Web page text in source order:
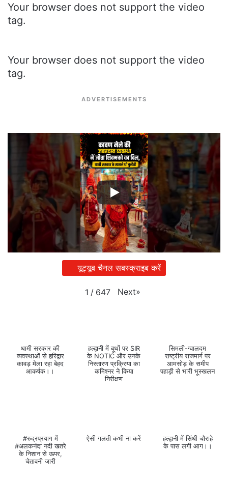
Your browser does not support the video
tag.
Your browser does not support the video
tag.
ADVERTISEMENTS
यूट्यूब चैनल सबस्क्राइब करें
1 / 647 Next»
धामी सरकार की
व्यवस्थाओं से हरिद्वार
कावड़ मेला रहा बेहद
आकर्षक।।
हल्द्वानी में बूथों पर SIR
के NOTIC और उनके
निस्तारण प्रक्रिया का
कमिश्नर ने किया
निरीक्षण
सिमली-ग्वालदम
राष्ट्रीय राजमार्ग पर
आमसोड़ के समीप
पहाड़ी से भारी भूस्खलन
#रुद्रप्रयाग में
#अलकनंदा नदी खतरे
के निशान से ऊपर,
चेतावनी जारी
ऐसी गलती कभी ना करें
हल्द्वानी में सिंधी चौराहे
के पास लगी आग।।